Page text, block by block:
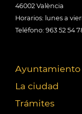
46002 València
Horarios: lunes a
Teléfono: 963 52 54
Ayuntamiento
La ciudad
Trámites